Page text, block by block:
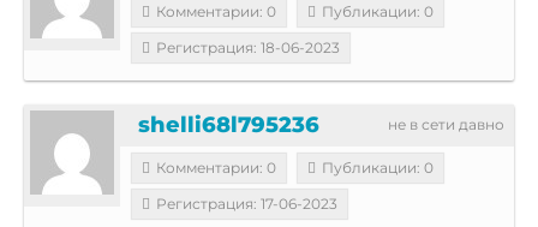
Комментарии: 0
Публикации: 0
Регистрация: 18-06-2023
не в сети давно
shelli68l795236
Комментарии: 0
Публикации: 0
Регистрация: 17-06-2023